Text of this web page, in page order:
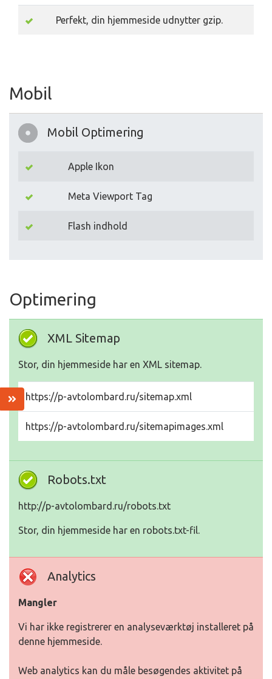
Perfekt, din hjemmeside udnytter gzip.
Mobil
Mobil Optimering
Apple Ikon
Meta Viewport Tag
Flash indhold
Optimering
XML Sitemap
Stor, din hjemmeside har en XML sitemap.
https://p-avtolombard.ru/sitemap.xml
https://p-avtolombard.ru/sitemapimages.xml
Robots.txt
http://p-avtolombard.ru/robots.txt
Stor, din hjemmeside har en robots.txt-fil.
Analytics
Mangler
Vi har ikke registrerer en analyseværktøj installeret på
denne hjemmeside.
Web analytics kan du måle besøgendes aktivitet på